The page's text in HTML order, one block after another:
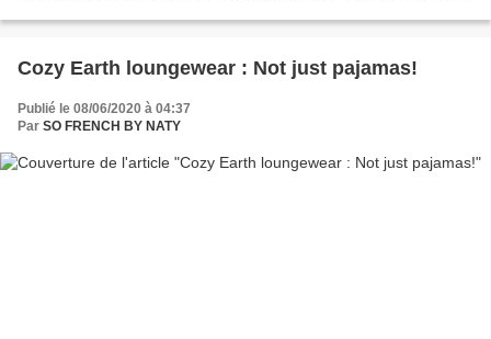
Cozy Earth loungewear : Not just pajamas!
Publié le 08/06/2020 à 04:37
Par SO FRENCH BY NATY